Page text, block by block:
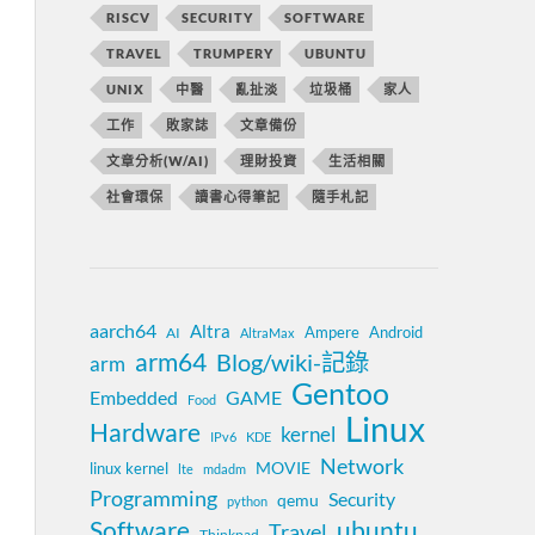
RISCV SECURITY SOFTWARE
TRAVEL TRUMPERY UBUNTU
UNIX 中醫 亂扯淡 垃圾桶 家人
工作 敗家誌 文章備份
文章分析(W/AI) 理財投資 生活相關
社會環保 讀書心得筆記 隨手札記
aarch64 AI Altra AltraMax Ampere Android
arm arm64 Blog/wiki-記錄
Embedded Food GAME Gentoo
Hardware IPv6 KDE kernel Linux
linux kernel lte mdadm MOVIE Network
Programming
python qemu Security